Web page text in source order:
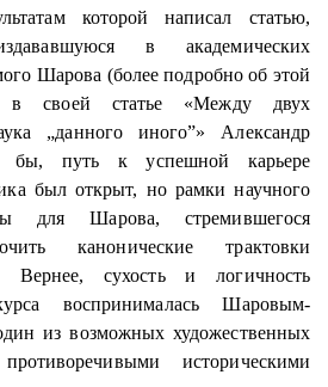
которой написал статью,
в академических
Шарова (более подробно об этой
в своей статье «Между двух
„данного иного”» Александр
бы, путь к успешной карьере
был открыт, но рамки научного
дляШарова, стремившегося
канонические трактовки
Вернее, сухость и логичность
воспринималась Шаровым-
из возможных художественных
историческими